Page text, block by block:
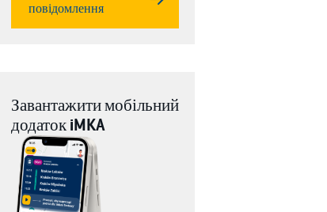
повідомлення
Завантажити мобільний
додаток iMKA